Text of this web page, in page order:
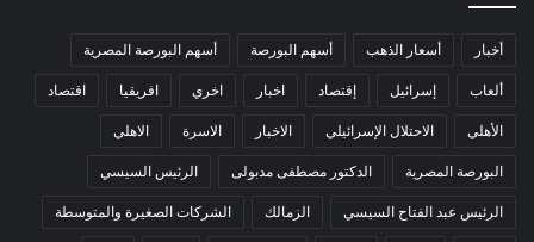
أخبار أسعار الذهب أسهم البورصة أسهم البورصة المصرية
ألعاب إسرائيل إقتصاد اخبار اخري افريقيا اقتصاد
الأهلي الاحتلال الإسرائيلي الاخبار الاسرة الاهلي
البورصة المصرية الدكتور مصطفى مدبولى الرئيس السيسي
الرئيس عبد الفتاح السيسي الزمالك الشركات الصغيرة والمتوسطة